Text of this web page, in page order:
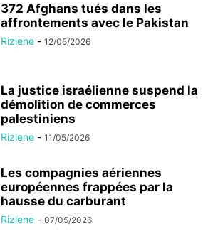
372 Afghans tués dans les
affrontements avec le Pakistan
Rizlene - 12/05/2026
La justice israélienne suspend la
démolition de commerces
palestiniens
Rizlene - 11/05/2026
Les compagnies aériennes
européennes frappées par la
hausse du carburant
Rizlene - 07/05/2026